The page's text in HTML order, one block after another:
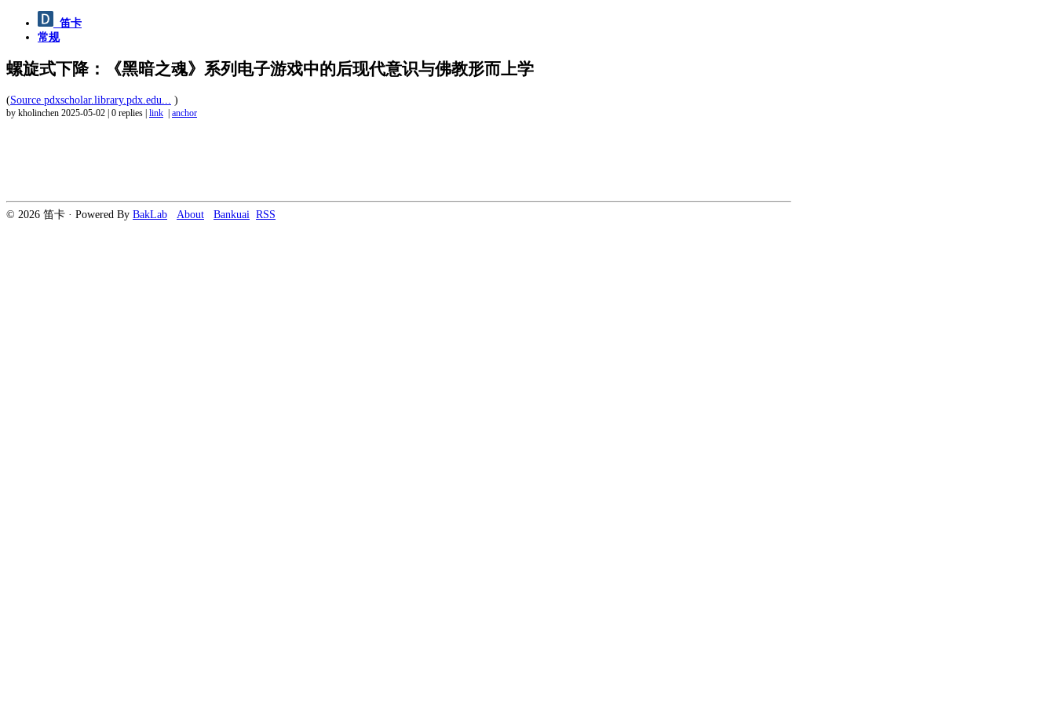
笛卡
常规
螺旋式下降：《黑暗之魂》系列电子游戏中的后现代意识与佛教形而上学
(Source pdxscholar.library.pdx.edu... )
by kholinchen 2025-05-02 0 replies link anchor
© 2026 笛卡 · Powered By BakLab About Bankuai RSS